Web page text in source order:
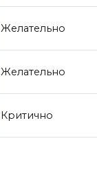
Желательно
Желательно
Критично